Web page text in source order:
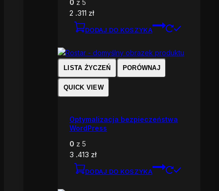
0 z 5
2 .311 zł
DODAJ DO KOSZYKA
LISTA ŻYCZEŃ PORÓWNAJ
QUICK VIEW
Optymalizacja bezpieczeństwa
WordPress
0 z 5
3 .413 zł
DODAJ DO KOSZYKA